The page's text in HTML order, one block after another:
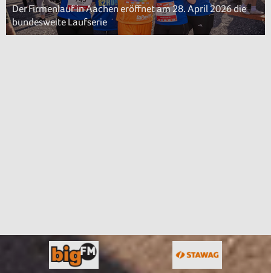
Der Firmenlauf in Aachen eröffnet am 28. April 2026 die
bundesweite Laufserie